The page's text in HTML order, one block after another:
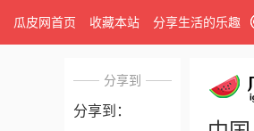
瓜皮网首页 收藏本站 分享生活的乐趣
分享到
分享到：